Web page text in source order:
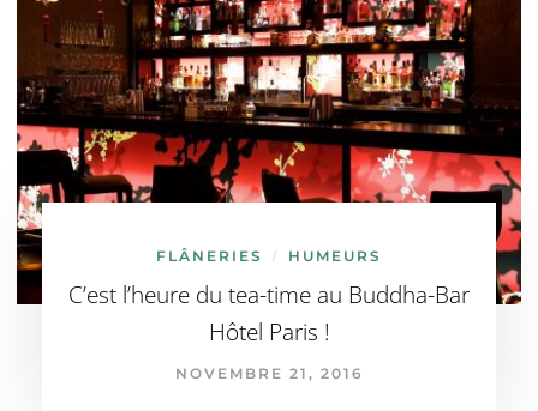
FLÂNERIES / HUMEURS
C’est l’heure du tea-time au Buddha-Bar
Hôtel Paris !
NOVEMBRE 21, 2016